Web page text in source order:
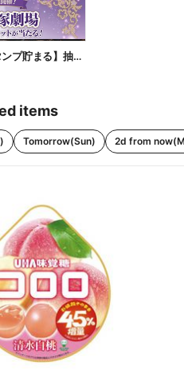
【ファミペイでスタンプ貯まる】抽選でペアチケットが当たる!
items
Tomorrow(Sun) 2d from